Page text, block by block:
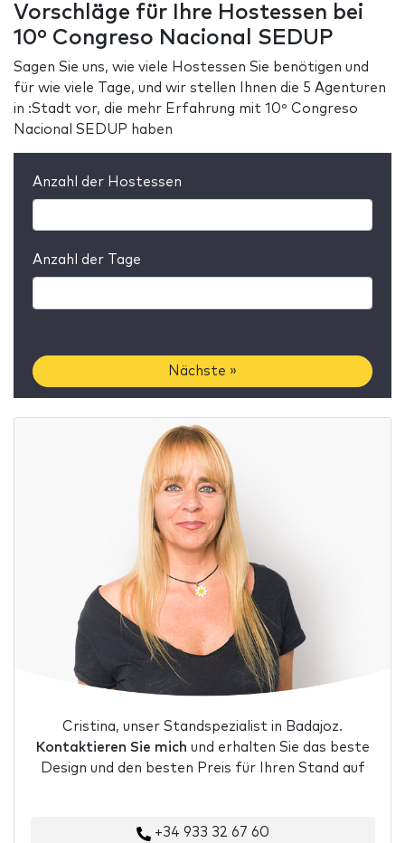
Vorschläge für Ihre Hostessen bei
10º Congreso Nacional SEDUP
Sagen Sie uns, wie viele Hostessen Sie benötigen und
für wie viele Tage, und wir stellen Ihnen die 5 Agenturen
in :Stadt vor, die mehr Erfahrung mit 10º Congreso
Nacional SEDUP haben
Anzahl der Hostessen
Anzahl der Tage
Nächste »
Cristina, unser Standspezialist in Badajoz.
Kontaktieren Sie mich und erhalten Sie das beste
Design und den besten Preis für Ihren Stand auf
+34 933 32 67 60